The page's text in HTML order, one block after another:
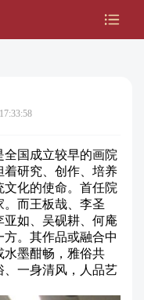
国成立较早的画院
着研究、创作、培养
文化的使命。首任院
而王板哉、李圣
如、吴砚耕、何庵
。其作品或融合中
水墨酣畅，雅俗共
、一身清风，人品艺